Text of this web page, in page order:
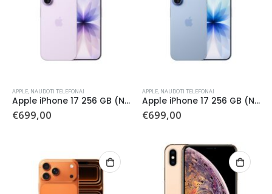
APPLE, NAUDOTI TELEFONAI
Apple iPhone 17 256 GB (Naudotas)
€699,00
APPLE, NAUDOTI TELEFONAI
Apple iPhone 17 256 GB (Naudotas)
€699,00